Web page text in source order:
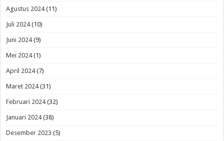
Agustus 2024(11)
Juli 2024(10)
Juni 2024(9)
Mei 2024(1)
April 2024(7)
Maret 2024(31)
Februari 2024(32)
Januari 2024(38)
Desember 2023 (5)